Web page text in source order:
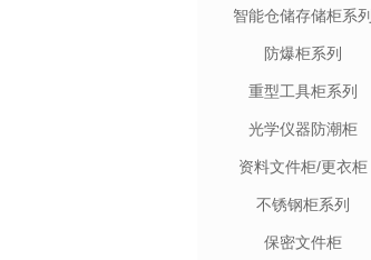
智能仓储存储柜系列
防爆柜系列
重型工具柜系列
光学仪器防潮柜
资料文件柜/更衣柜
不锈钢柜系列
保密文件柜